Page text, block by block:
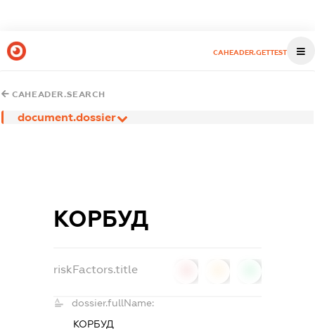
CAHEADER.GETTEST
CAHEADER.SEARCH
document.dossier
КОРБУД
riskFactors.title
dossier.fullName:
КОРБУД